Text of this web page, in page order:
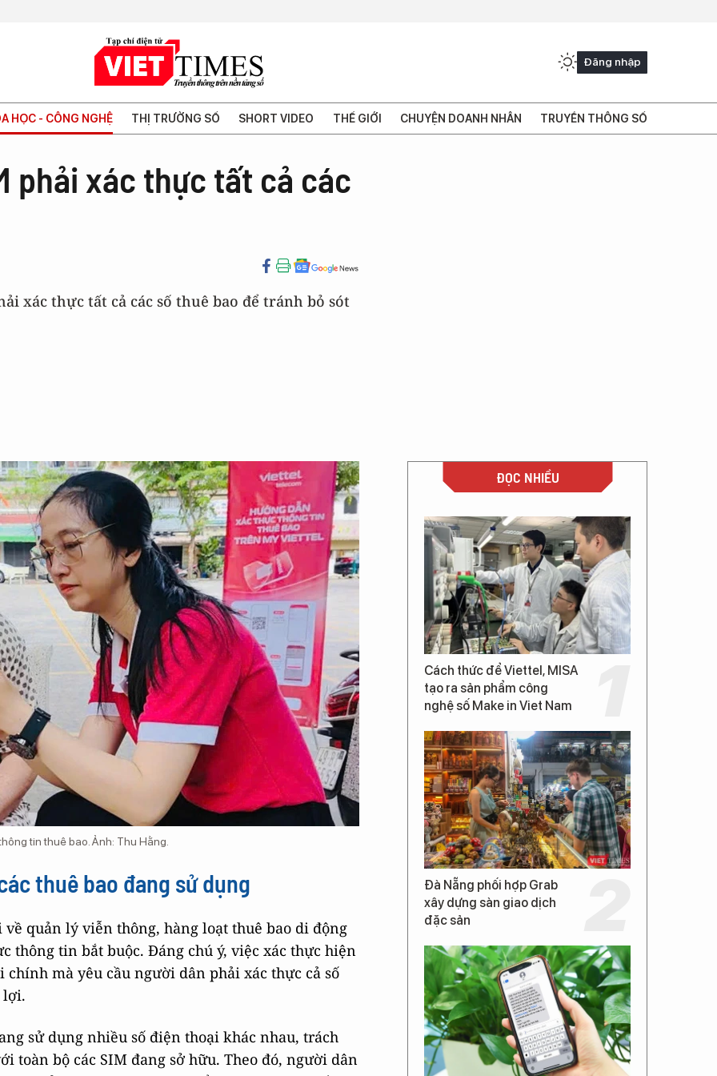
Đăng nhập
HỌC - CÔNG NGHỆ THỊ TRƯỜNG SỐ SHORT VIDEO THẾ GIỚI CHUYỆN DOANH NHÂN TRUYỀN THÔNG SỐ
phải xác thực tất cả các
xác thực tất cả các số thuê bao để tránh bỏ sót
tin thuê bao. Ảnh: Thu Hằng.
thuê bao đang sử dụng
quản lý viễn thông, hàng loạt thuê bao di động
thông tin bắt buộc. Đáng chú ý, việc xác thực hiện
mà yêu cầu người dân phải xác thực cả số
lợi.
sử dụng nhiều số điện thoại khác nhau, trách
toàn bộ các SIM đang sở hữu. Theo đó, người dân
ĐỌC NHIỀU
Cách thức để Viettel, MISA
tạo ra sản phẩm công
nghệ số Make in Viet Nam
Đà Nẵng phối hợp Grab
xây dựng sàn giao dịch
đặc sản